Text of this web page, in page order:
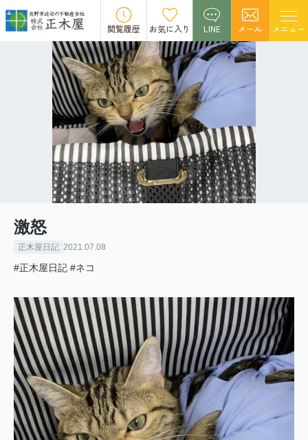
閲覧履歴 お気に入り LINE メール メニュー
激怒
正木屋日記 2021.07.08
#正木屋日記 #ネコ